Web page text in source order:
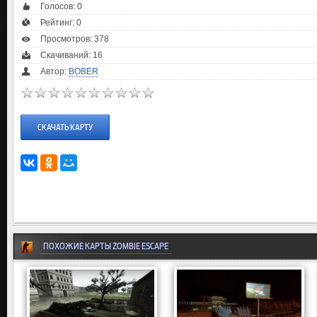
Голосов: 0
Рейтинг: 0
Просмотров: 378
Скачиваний: 16
Автор: BOBER
СКАЧАТЬ КАРТУ
ПОХОЖИЕ КАРТЫ ZOMBIE ESCAPE